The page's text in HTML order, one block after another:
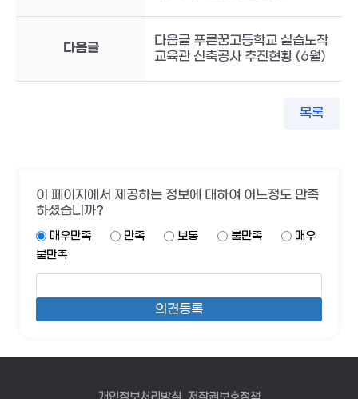
다음글
다음글 푸른꿈고등학교 실습노작
교육관 신축공사 추진현황 (6월)
목록
이 페이지에서 제공하는 정보에 대하여 어느정도 만족
하셨습니까?
매우만족 만족 보통 불만족
매우
불만족